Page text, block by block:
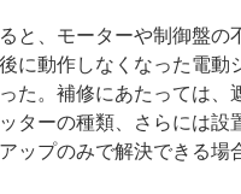
と、モーターや制御盤
に動作しなくなった電
た。補修にあたっては、
ターの種類、さらには設
ップのみで解決できる場